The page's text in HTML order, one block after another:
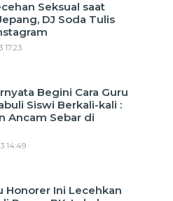
Seksual saat
DJ Soda Tulis
17:23
Begini Cara Guru
Siswi Berkali-kali :
Ancam Sebar di
14:49
Honorer Ini Lecehkan